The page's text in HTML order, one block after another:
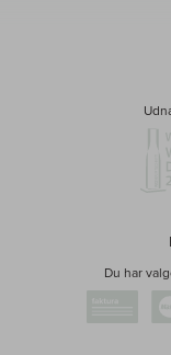
Du har